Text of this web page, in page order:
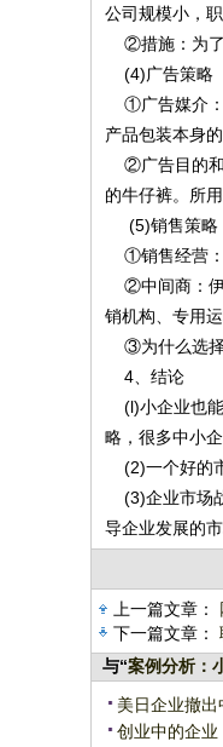
公司规模小，
②措施：为了
(4)广告策略
①广告媒介：
产品包装本身
②广告目的和
的牛仔裤。所
(5)销售策略
①销售经营：
②中间商：伊
销机构、专用
③为什么选择
4、结论
(l)小企业也能
略，很多中小
(2)一个好的
(3)企业市场
导企业发展的
上一篇文章：
下一篇文章：
与“案例分析：
美日企业撤出
创业中的企